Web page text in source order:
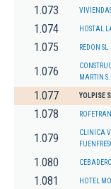
1.073
1.074 HOSTAL
1.075 REDON SL
1.076
MARTIN
1.077 YOLPISE
1.078
1.079
CLINICA
1.080
1.081 HOTEL